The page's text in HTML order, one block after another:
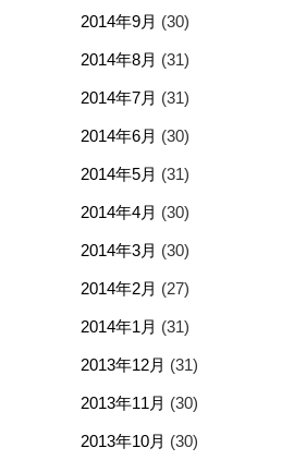
2014年9月 (30)
2014年8月 (31)
2014年7月 (31)
2014年6月 (30)
2014年5月 (31)
2014年4月 (30)
2014年3月 (30)
2014年2月 (27)
2014年1月 (31)
2013年12月 (31)
2013年11月 (30)
2013年10月 (30)